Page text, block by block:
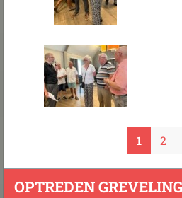
1 2
OPTREDEN